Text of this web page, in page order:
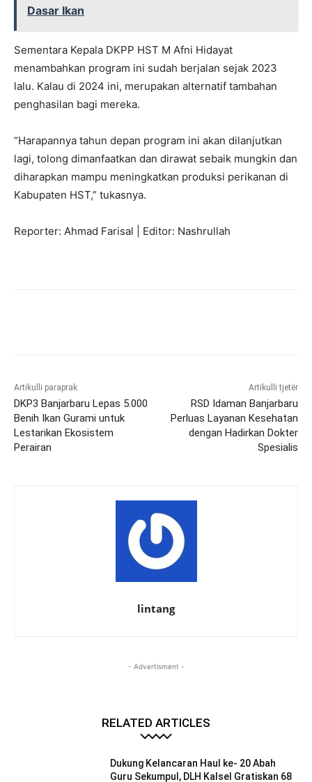
Dasar Ikan
Sementara Kepala DKPP HST M Afni Hidayat
menambahkan program ini sudah berjalan sejak 2023
lalu. Kalau di 2024 ini, merupakan alternatif tambahan
penghasilan bagi mereka.
“Harapannya tahun depan program ini akan dilanjutkan
lagi, tolong dimanfaatkan dan dirawat sebaik mungkin dan
diharapkan mampu meningkatkan produksi perikanan di
Kabupaten HST,” tukasnya.
Reporter: Ahmad Farisal | Editor: Nashrullah
Artikulli paraprak
DKP3 Banjarbaru Lepas 5.000
Benih Ikan Gurami untuk
Lestarikan Ekosistem
Perairan
Artikulli tjetër
RSD Idaman Banjarbaru
Perluas Layanan Kesehatan
dengan Hadirkan Dokter
Spesialis
lintang
- Advertisment -
RELATED ARTICLES
Dukung Kelancaran Haul ke- 20 Abah
Guru Sekumpul, DLH Kalsel Gratiskan 68